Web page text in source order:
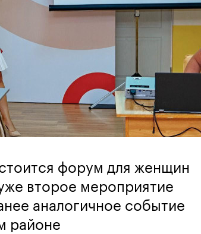
форум для женщин
второе мероприятие
аналогичное событие
районе